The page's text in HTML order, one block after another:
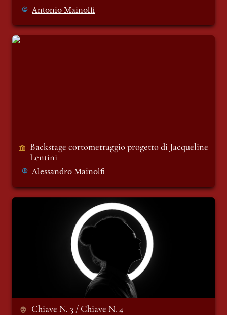
Antonio Mainolfi
Backstage cortometraggio progetto di
Backstage cortometraggio progetto di Jacqueline
Lentini
Alessandro Mainolfi
Chiave N. 3 / Chiave N. 4
Chiave N. 3 / Chiave N. 4